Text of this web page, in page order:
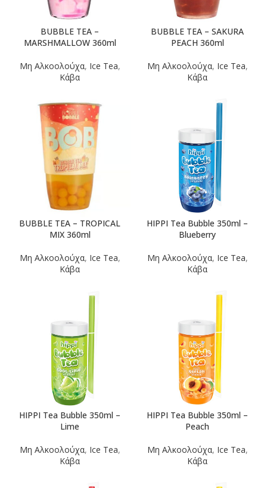
BUBBLE TEA –
MARSHMALLOW 360ml
Μη Αλκοολούχα, Ice Tea,
Κάβα
BUBBLE TEA – SAKURA
PEACH 360ml
Μη Αλκοολούχα, Ice Tea,
Κάβα
BUBBLE TEA – TROPICAL
MIX 360ml
Μη Αλκοολούχα, Ice Tea,
Κάβα
HIPPI Tea Bubble 350ml –
Blueberry
Μη Αλκοολούχα, Ice Tea,
Κάβα
HIPPI Tea Bubble 350ml –
Lime
Μη Αλκοολούχα, Ice Tea,
Κάβα
HIPPI Tea Bubble 350ml –
Peach
Μη Αλκοολούχα, Ice Tea,
Κάβα